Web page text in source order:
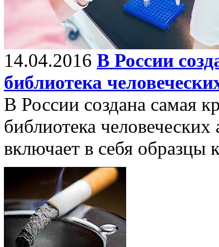
14.04.2016 В России
библиотека
В России создана самая
библиотека
включает в себя образцы